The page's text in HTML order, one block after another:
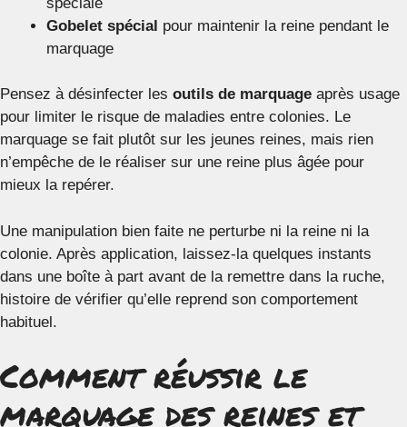
Gobelet spécial pour maintenir la reine pendant le
marquage
Pensez à désinfecter les outils de marquage après usage
pour limiter le risque de maladies entre colonies. Le
marquage se fait plutôt sur les jeunes reines, mais rien
n’empêche de le réaliser sur une reine plus âgée pour
mieux la repérer.
Une manipulation bien faite ne perturbe ni la reine ni la
colonie. Après application, laissez-la quelques instants
dans une boîte à part avant de la remettre dans la ruche,
histoire de vérifier qu’elle reprend son comportement
habituel.
Comment réussir le
marquage des reines et